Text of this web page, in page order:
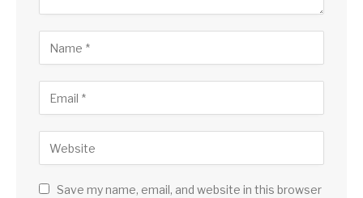
Save my name, email, and website in this browser